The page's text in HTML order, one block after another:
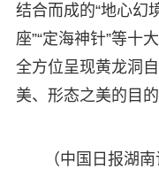
结合而成的“地心幻
座”“定海神针”等十
全方位呈现黄龙洞
美、形态之美的目的
（中国日报湖